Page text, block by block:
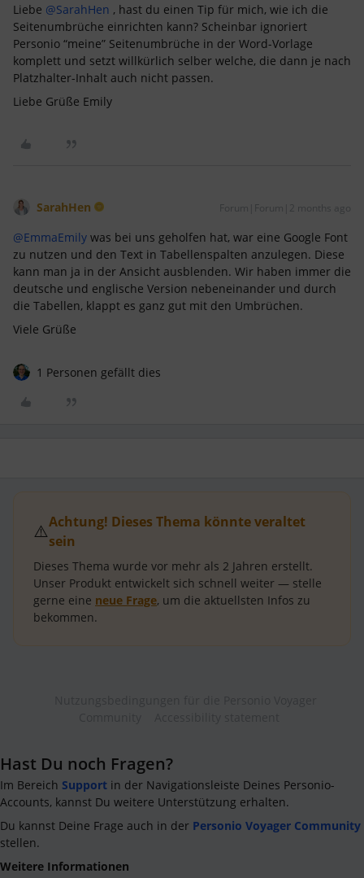
Liebe ​ @SarahHen , hast du einen Tip für mich, wie ich die
Seitenumbrüche einrichten kann? Scheinbar ignoriert
Personio “meine” Seitenumbrüche in der Word-Vorlage
komplett und setzt willkürlich selber welche, die dann je nach
Platzhalter-Inhalt auch nicht passen.
Liebe Grüße Emily
SarahHen Forum|Forum|2 months ago
@EmmaEmily was bei uns geholfen hat, war eine Google Font
zu nutzen und den Text in Tabellenspalten anzulegen. Diese
kann man ja in der Ansicht ausblenden. Wir haben immer die
deutsche und englische Version nebeneinander und durch
die Tabellen, klappt es ganz gut mit den Umbrüchen.
Viele Grüße
1 Personen gefällt dies
⚠️Achtung! Dieses Thema könnte veraltet
sein
Dieses Thema wurde vor mehr als 2 Jahren erstellt.
Unser Produkt entwickelt sich schnell weiter — stelle
gerne eine neue Frage, um die aktuellsten Infos zu
bekommen.
Hast Du noch Fragen?
Im Bereich Support in der Navigationsleiste Deines Personio-
Accounts, kannst Du weitere Unterstützung erhalten.
Du kannst Deine Frage auch in der Personio Voyager Community
stellen.
Weitere Informationen